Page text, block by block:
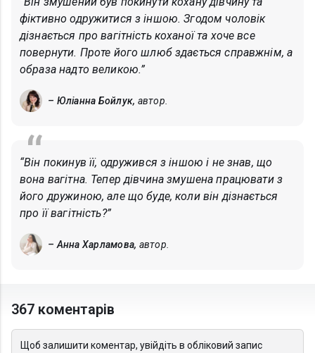
фіктивно одружитися з іншою. Згодом чоловік
дізнається про вагітність коханої та хоче все
повернути. Проте його шлюб здається справжнім, а
образа надто великою.”
– Юліанна Бойлук, автор.
“Він покинув її, одружився з іншою і не знав, що
вона вагітна. Тепер дівчина змушена працювати з
його дружиною, але що буде, коли він дізнається
про її вагітність?”
– Анна Харламова, автор.
367 коментарів
Щоб залишити коментар, увійдіть в обліковий запис